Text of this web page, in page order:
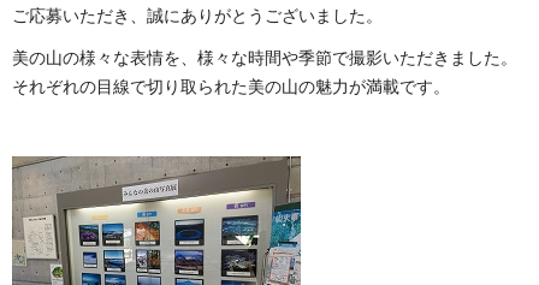
ご応募いただき、誠にありがとうございました。
美の山の様々な表情を、様々な時間や季節で撮影いただきました。
それぞれの目線で切り取られた美の山の魅力が満載です。